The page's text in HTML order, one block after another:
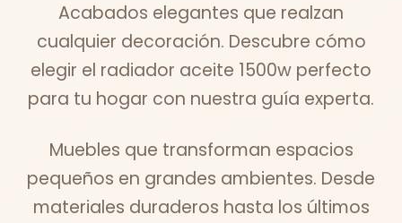
Acabados elegantes que realzan
cualquier decoración. Descubre cómo
elegir el radiador aceite 1500w perfecto
para tu hogar con nuestra guía experta.
Muebles que transforman espacios
pequeños en grandes ambientes. Desde
materiales duraderos hasta los últimos